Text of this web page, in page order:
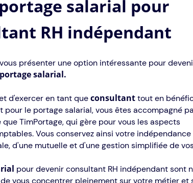
salarial pour
RH indépendant
présenter une option intéressante pour
salarial.
d'exercer en tant queconsultant tout en
pour le portage salarial, vous êtes accompagné
TimPortage, qui gère pour vous les aspects
Vous conservez ainsi votre
d'une mutuelle et d'une gestion simplifiée de
pour devenir consultant RH indépendant sont
vous concentrer pleinement sur votre métier et